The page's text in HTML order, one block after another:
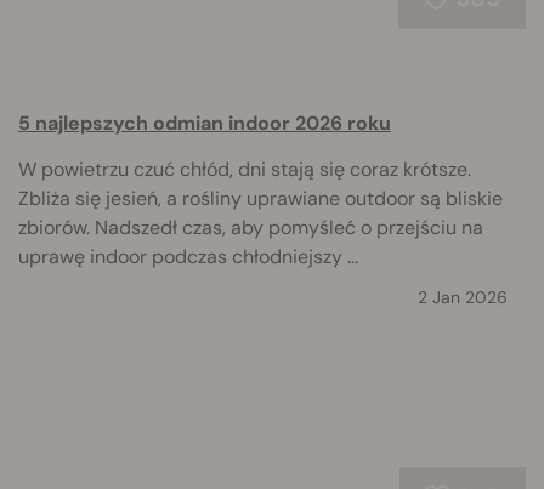
5 najlepszych odmian indoor 2026 roku
W powietrzu czuć chłód, dni stają się coraz krótsze.
Zbliża się jesień, a rośliny uprawiane outdoor są bliskie
zbiorów. Nadszedł czas, aby pomyśleć o przejściu na
uprawę indoor podczas chłodniejszy ...
2 Jan 2026